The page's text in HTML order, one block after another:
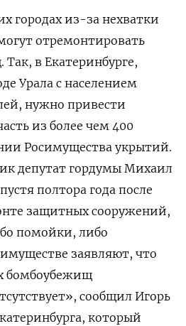
городах из-за нехватки
отремонтировать
в Екатеринбурге,
Урала с населением
нужно привести
из более чем 400
Росимущества укрытий.
депутат гордумы Михаил
полтора года после
защитных сооружений,
помойки, либо
заявляют, что
бомбоубежищ
сообщил Игорь
который